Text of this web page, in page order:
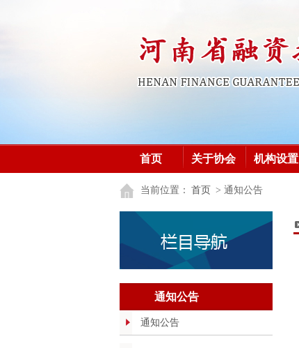
首页 关于协会 机构设置
加入协会 党建之窗 党建之窗
当前位置： 首页 > 通知公告
通知公告
通知公告